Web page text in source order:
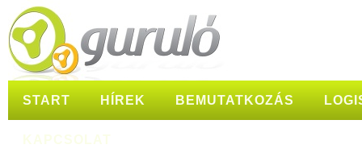
START HÍREK BEMUTATKOZÁS
KAPCSOLAT